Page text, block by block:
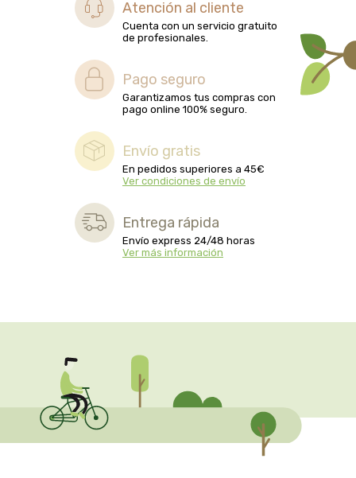
Atención al cliente
Cuenta con un servicio gratuito
de profesionales.
Pago seguro
Garantizamos tus compras con
pago online 100% seguro.
Envío gratis
En pedidos superiores a 45€
Ver condiciones de envío
Entrega rápida
Envío express 24/48 horas
Ver más información
biokap
biolasi
bioserum
biover
brinkers food
camaleon
captain kombucha